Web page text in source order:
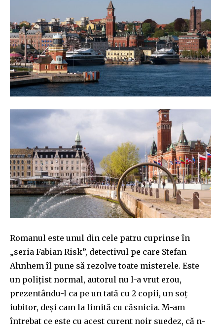
Romanul este unul din cele patru cuprinse în
„seria Fabian Risk”, detectivul pe care Stefan
Ahnhem îl pune să rezolve toate misterele. Este
un polițist normal, autorul nu l-a vrut erou,
prezentându-l ca pe un tată cu 2 copii, un soț
iubitor, deși cam la limită cu căsnicia. M-am
întrebat ce este cu acest curent noir suedez, că n-